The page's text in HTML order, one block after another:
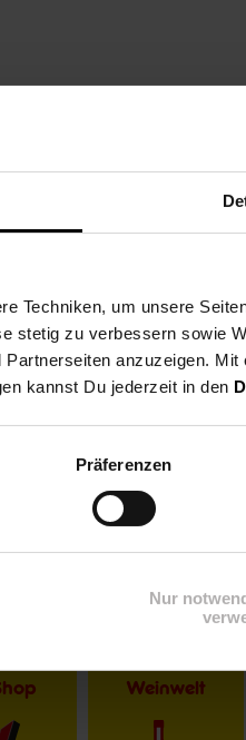
Techniken, um unsere
stetig zu verbessern sowie
anzuzeigen.
kannst Du jederzeit in den
Präferenzen
Nur
die
Region und spende ab dem
du an der Kasse auf den
Verein du in deiner Region
Zurück zu
Weinwelt